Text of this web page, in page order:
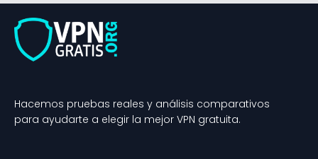
Hacemos pruebas reales y análisis comparativos
para ayudarte a elegir la mejor VPN gratuita.